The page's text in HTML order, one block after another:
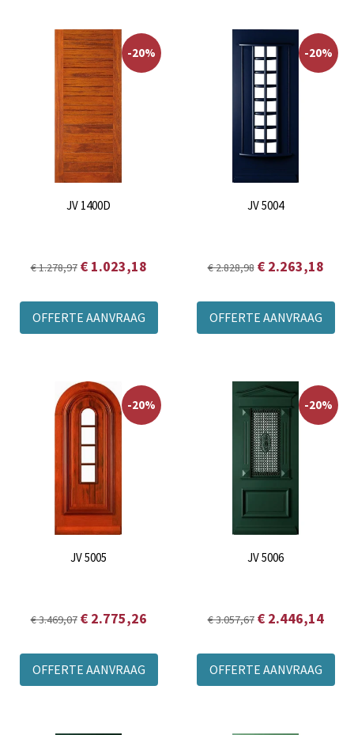
-20%
JV 1400D
€ 1.278,97 € 1.023,18
OFFERTE AANVRAAG
-20%
JV 5004
€ 2.828,98 € 2.263,18
OFFERTE AANVRAAG
-20%
JV 5005
€ 3.469,07 € 2.775,26
OFFERTE AANVRAAG
-20%
JV 5006
€ 3.057,67 € 2.446,14
OFFERTE AANVRAAG